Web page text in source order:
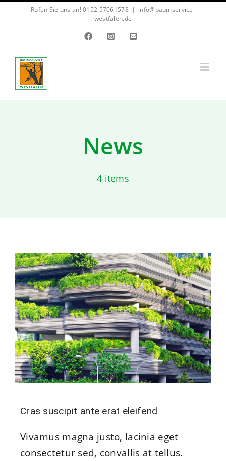
Inhalt
Rufen Sie uns an! 0152 57061578 | info@baumservice-
westfalen.de
FacebookInstagram
E-
News
4 items
Cras suscipit ante erat eleifend
Vivamus magna justo, lacinia eget
consectetur sed, convallis at tellus.